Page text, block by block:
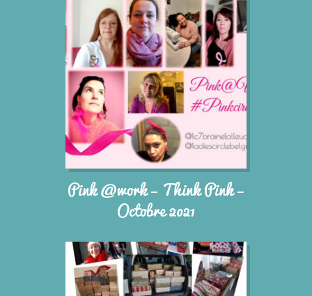
Pink @work – Think Pink –
Octobre 2021